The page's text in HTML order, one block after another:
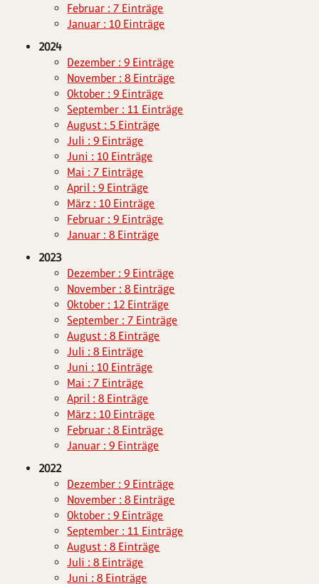
Februar : 7 Einträge
Januar : 10 Einträge
2024
Dezember : 9 Einträge
November : 8 Einträge
Oktober : 9 Einträge
September : 11 Einträge
August : 5 Einträge
Juli : 9 Einträge
Juni : 10 Einträge
Mai : 7 Einträge
April : 9 Einträge
März : 10 Einträge
Februar : 9 Einträge
Januar : 8 Einträge
2023
Dezember : 9 Einträge
November : 8 Einträge
Oktober : 12 Einträge
September : 7 Einträge
August : 8 Einträge
Juli : 8 Einträge
Juni : 10 Einträge
Mai : 7 Einträge
April : 8 Einträge
März : 10 Einträge
Februar : 8 Einträge
Januar : 9 Einträge
2022
Dezember : 9 Einträge
November : 8 Einträge
Oktober : 9 Einträge
September : 11 Einträge
August : 8 Einträge
Juli : 8 Einträge
Juni : 8 Einträge